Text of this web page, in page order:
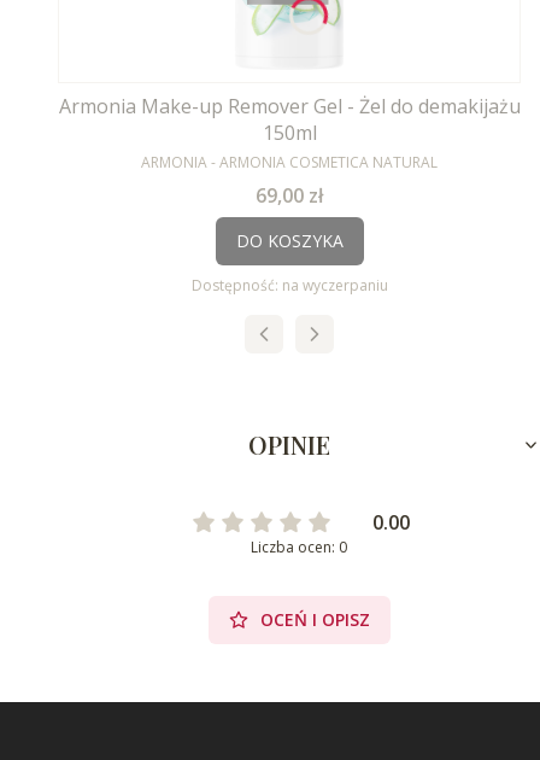
Armonia Make-up Remover Gel - Żel do demakijażu
150ml
PRODUCENT
ARMONIA - ARMONIA COSMETICA NATURAL
Cena
69,00 zł
DO KOSZYKA
Dostępność: na wyczerpaniu
OPINIE
0.00
Liczba ocen: 0
OCEŃ I OPISZ